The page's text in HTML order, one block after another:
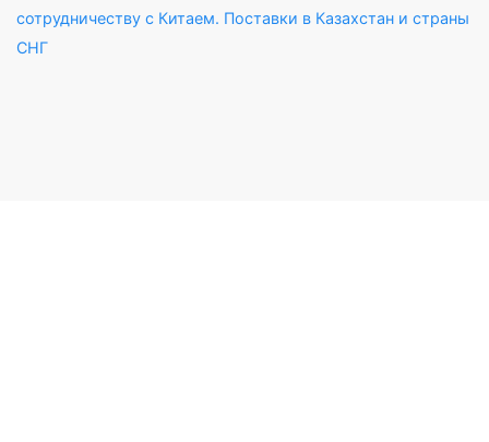
сотрудничеству с Китаем. Поставки в Казахстан и страны
СНГ